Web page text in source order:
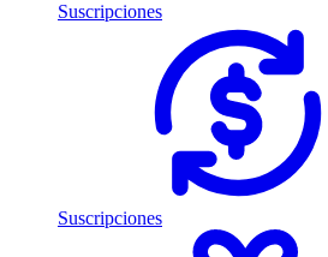
Suscripciones
Suscripciones